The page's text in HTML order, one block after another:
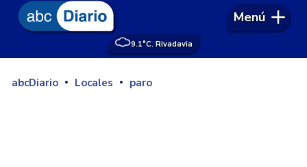
9.1°C. Rivadavia
Menú
abcDiario Locales paro